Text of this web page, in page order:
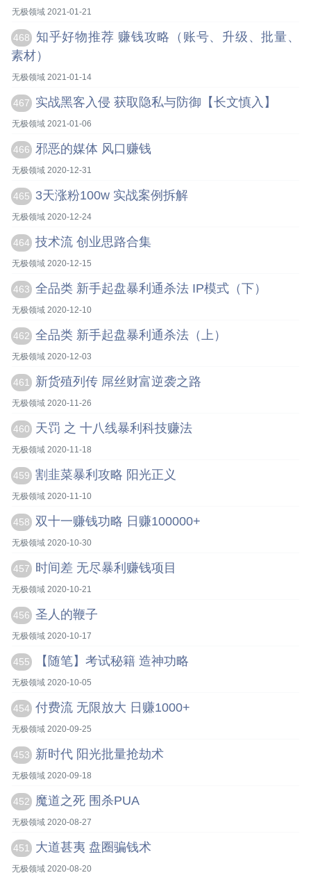
无极领域 2021-01-21
468
知乎好物推荐 赚钱攻略（账号、升级、批量、
素材）
无极领域 2021-01-14
467 实战黑客入侵 获取隐私与防御【长文慎入】
无极领域 2021-01-06
466 邪恶的媒体 风口赚钱
无极领域 2020-12-31
465 3天涨粉100w 实战案例拆解
无极领域 2020-12-24
464 技术流 创业思路合集
无极领域 2020-12-15
463 全品类 新手起盘暴利通杀法 IP模式（下）
无极领域 2020-12-10
462 全品类 新手起盘暴利通杀法（上）
无极领域 2020-12-03
461 新货殖列传 屌丝财富逆袭之路
无极领域 2020-11-26
460 天罚 之 十八线暴利科技赚法
无极领域 2020-11-18
459 割韭菜暴利攻略 阳光正义
无极领域 2020-11-10
458 双十一赚钱功略 日赚100000+
无极领域 2020-10-30
457 时间差 无尽暴利赚钱项目
无极领域 2020-10-21
456 圣人的鞭子
无极领域 2020-10-17
455 【随笔】考试秘籍 造神功略
无极领域 2020-10-05
454 付费流 无限放大 日赚1000+
无极领域 2020-09-25
453 新时代 阳光批量抢劫术
无极领域 2020-09-18
452 魔道之死 围杀PUA
无极领域 2020-08-27
451 大道甚夷 盘圈骗钱术
无极领域 2020-08-20